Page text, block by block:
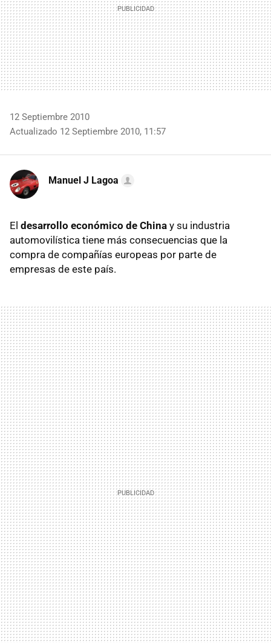
12 Septiembre 2010
Actualizado 12 Septiembre 2010, 11:57
Manuel J Lagoa
El desarrollo económico de China y su industria
automovilística tiene más consecuencias que la
compra de compañías europeas por parte de
empresas de este país.